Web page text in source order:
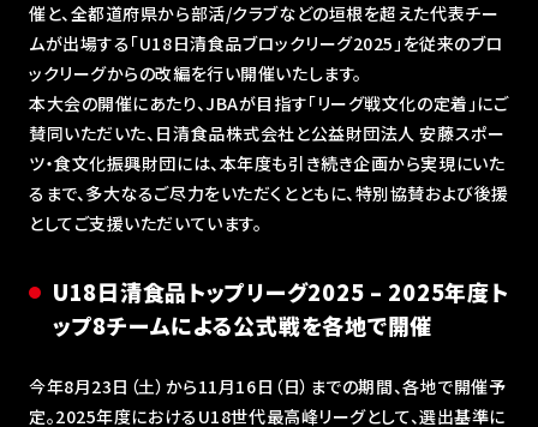
催と、全都道府県から部活/クラブなどの垣根を超えた代表チー
ムが出場する｢U18⽇清⾷品ブロックリーグ2025」を従来のブロ
ックリーグからの改編を⾏い開催いたします。
本⼤会の開催にあたり、JBAが⽬指す｢リーグ戦⽂化の定着｣にご
賛同いただいた、⽇清⾷品株式会社と公益財団法⼈ 安藤スポー
ツ・⾷⽂化振興財団には、本年度も引き続き企画から実現にいた
るまで、多⼤なるご尽⼒をいただくとともに、特別協賛および後援
としてご⽀援いただいています。
U18日清食品トップリーグ2025 – 2025年度ト
ップ8チームによる公式戦を各地で開催
今年8⽉23⽇（⼟）から11⽉16⽇（⽇）までの期間、各地で開催予
定。2025年度におけるU18世代最⾼峰リーグとして、選出基準に